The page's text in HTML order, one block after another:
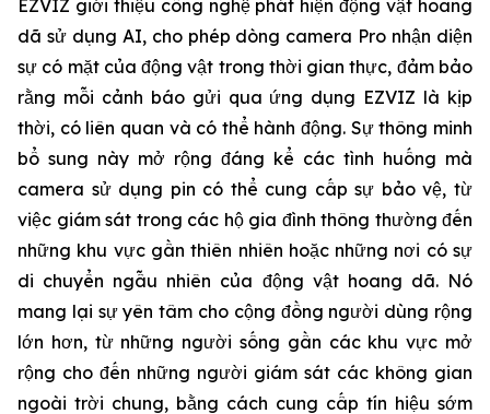
EZVIZ giới thiệu công nghệ phát hiện động vật hoang
dã sử dụng AI, cho phép dòng camera Pro nhận diện
sự có mặt của động vật trong thời gian thực, đảm bảo
rằng mỗi cảnh báo gửi qua ứng dụng EZVIZ là kịp
thời, có liên quan và có thể hành động. Sự thông minh
bổ sung này mở rộng đáng kể các tình huống mà
camera sử dụng pin có thể cung cấp sự bảo vệ, từ
việc giám sát trong các hộ gia đình thông thường đến
những khu vực gần thiên nhiên hoặc những nơi có sự
di chuyển ngẫu nhiên của động vật hoang dã. Nó
mang lại sự yên tâm cho cộng đồng người dùng rộng
lớn hơn, từ những người sống gần các khu vực mở
rộng cho đến những người giám sát các không gian
ngoài trời chung, bằng cách cung cấp tín hiệu sớm